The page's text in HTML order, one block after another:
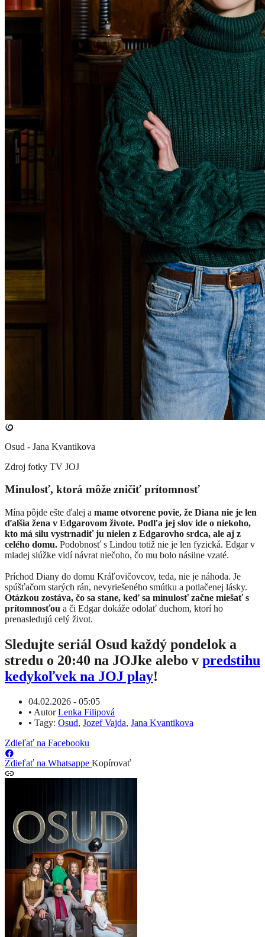
Osud - Jana Kvantikova
Zdroj fotky TV JOJ
Minulosť, ktorá môže zničiť prítomnosť
Mína pôjde ešte ďalej a mame otvorene povie, že Diana nie je len
ďalšia žena v Edgarovom živote. Podľa jej slov ide o niekoho,
kto má silu vystrnadiť ju nielen z Edgarovho srdca, ale aj z
celého domu. Podobnosť s Lindou totiž nie je len fyzická. Edgar v
mladej slúžke vidí návrat niečoho, čo mu bolo násilne vzaté.
Príchod Diany do domu Kráľovičovcov, teda, nie je náhoda. Je
spúšťačom starých rán, nevyriešeného smútku a potlačenej lásky.
Otázkou zostáva, čo sa stane, keď sa minulosť začne miešať s
prítomnosťou a či Edgar dokáže odolať duchom, ktorí ho
prenasledujú celý život.
Sledujte seriál Osud každý pondelok a
stredu o 20:40 na JOJke alebo v predstihu
kedykoľvek na JOJ play!
04.02.2026 - 05:05
• AutorLenka Filipová
• Tagy: Osud, Jozef Vajda, Jana Kvantikova
Zdieľať na Facebooku
Zdieľať na Whatsappe Kopírovať